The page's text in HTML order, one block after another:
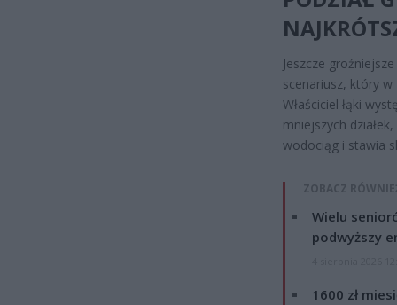
Jeszcze
scenariusz, który
Właściciel łąki
mniejszych
wodociąg i stawia
ZOBACZ
Wielu
podwyższy
1600 zł